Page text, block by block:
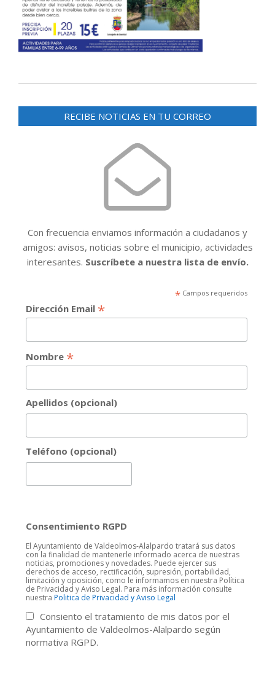
01-
RECIBE NOTICIAS EN TU CORREO
Con frecuencia enviamos información a ciudadanos y
amigos: avisos, noticias sobre el municipio, actividades
interesantes. Suscríbete a nuestra lista de envío.
*Campos requeridos
Dirección Email *
Nombre *
Apellidos (opcional)
Teléfono (opcional)
Consentimiento RGPD
El Ayuntamiento de Valdeolmos-Alalpardo tratará sus datos
con la finalidad de mantenerle informado acerca de nuestras
noticias, promociones y novedades. Puede ejercer sus
derechos de acceso, rectificación, supresión, portabilidad,
limitación y oposición, como le informamos en nuestra Política
de Privacidad y Aviso Legal. Para más información consulte
nuestra Politica de Privacidad y Aviso Legal
Consiento el tratamiento de mis datos por el
Ayuntamiento de Valdeolmos-Alalpardo según
normativa RGPD.